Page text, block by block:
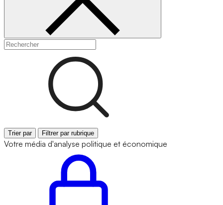
Trier par Filtrer par rubrique
Votre média d'analyse politique et économique